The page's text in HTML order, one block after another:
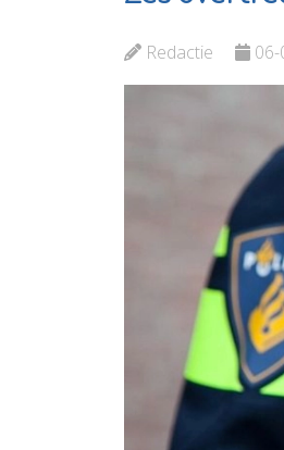
Redactie
Bekijk de pagina